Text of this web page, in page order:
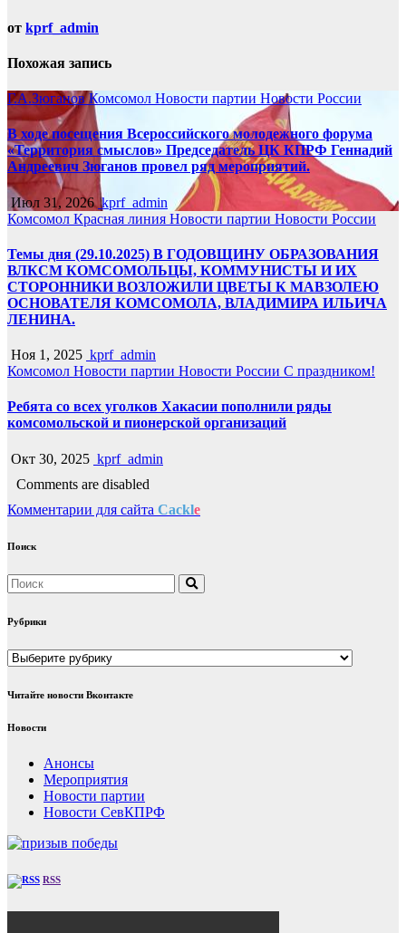
от kprf_admin
Похожая запись
Г.А.ЗюгановКомсомол Новости партии Новости России
В ходе посещения Всероссийского молодежного форума
«Территория смыслов» Председатель ЦК КПРФ Геннадий
Андреевич Зюганов провел ряд мероприятий.
Июл 31, 2026 kprf_admin
Комсомол Красная линия Новости партии Новости России
Темы дня (29.10.2025) В ГОДОВЩИНУ ОБРАЗОВАНИЯ
ВЛКСМ КОМСОМОЛЬЦЫ, КОММУНИСТЫ И ИХ
СТОРОННИКИ ВОЗЛОЖИЛИ ЦВЕТЫ К МАВЗОЛЕЮ
ОСНОВАТЕЛЯ КОМСОМОЛА, ВЛАДИМИРА ИЛЬИЧА
ЛЕНИНА.
Ноя 1, 2025 kprf_admin
Комсомол Новости партии Новости России С праздником!
Ребята со всех уголков Хакасии пополнили ряды
комсомольской и пионерской организаций
Окт 30, 2025 kprf_admin
Comments are disabled
Комментарии для сайта Cackle
Поиск
Рубрики
Рубрики
Читайте новости Вконтакте
Новости
Анонсы
Мероприятия
Новости партии
Новости СевКПРФ
RSS